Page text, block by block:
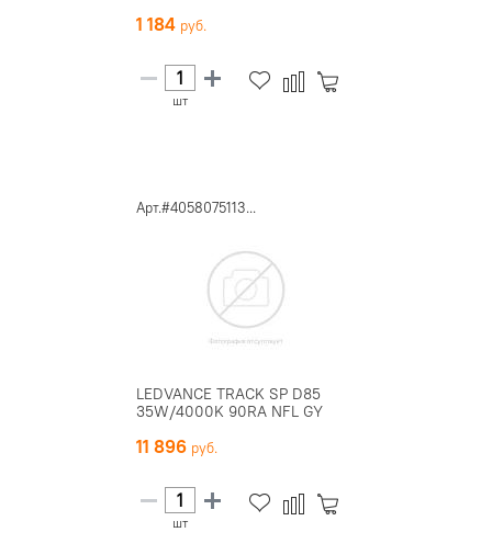
1 184
шт
Арт.#4058075113...
LEDVANCE TRACK SP D85
35W/4000K 90RA NFL GY
11 896
шт